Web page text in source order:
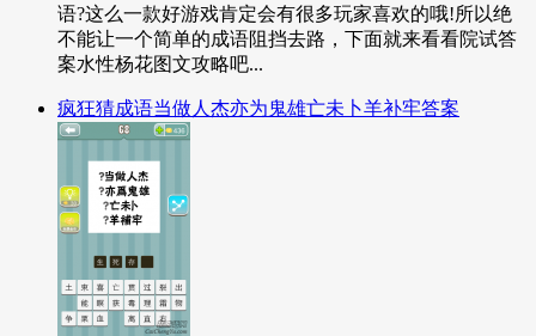
语?这么一款好游戏肯定会有很多玩家喜欢的哦!所以绝
不能让一个简单的成语阻挡去路，下面就来看看院试答
案水性杨花图文攻略吧...
疯狂猜成语当做人杰亦为鬼雄亡未卜羊补牢答案